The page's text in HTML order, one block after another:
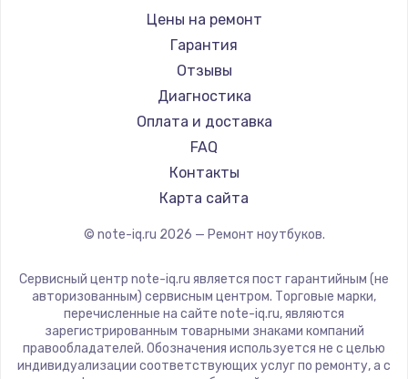
Ремонт ноутбуков iru
Ремонт ноутбуков Machenike
Ремонт ноутбуков DEXP
Ремонт ноутбуков Teclast
Ремонт ноутбуков CHUWI
Ремонт ноутбуков Colorful
Aquarius
Gigabyte
Aorus
Maibenben
Getac
Philips
LG
Panasonic
ZTE
Hiper
Evga
Google
Цены на ремонт
Гарантия
Отзывы
Диагностика
Оплата и доставка
FAQ
Контакты
Карта сайта
© note-iq.ru 2026 — Ремонт ноутбуков.
Сервисный центр note-iq.ru является пост гарантийным (не
авторизованным) сервисным центром. Торговые марки,
перечисленные на сайте note-iq.ru, являются
зарегистрированным товарными знаками компаний
правообладателей. Обозначения используется не с целью
индивидуализации соответствующих услуг по ремонту, а с